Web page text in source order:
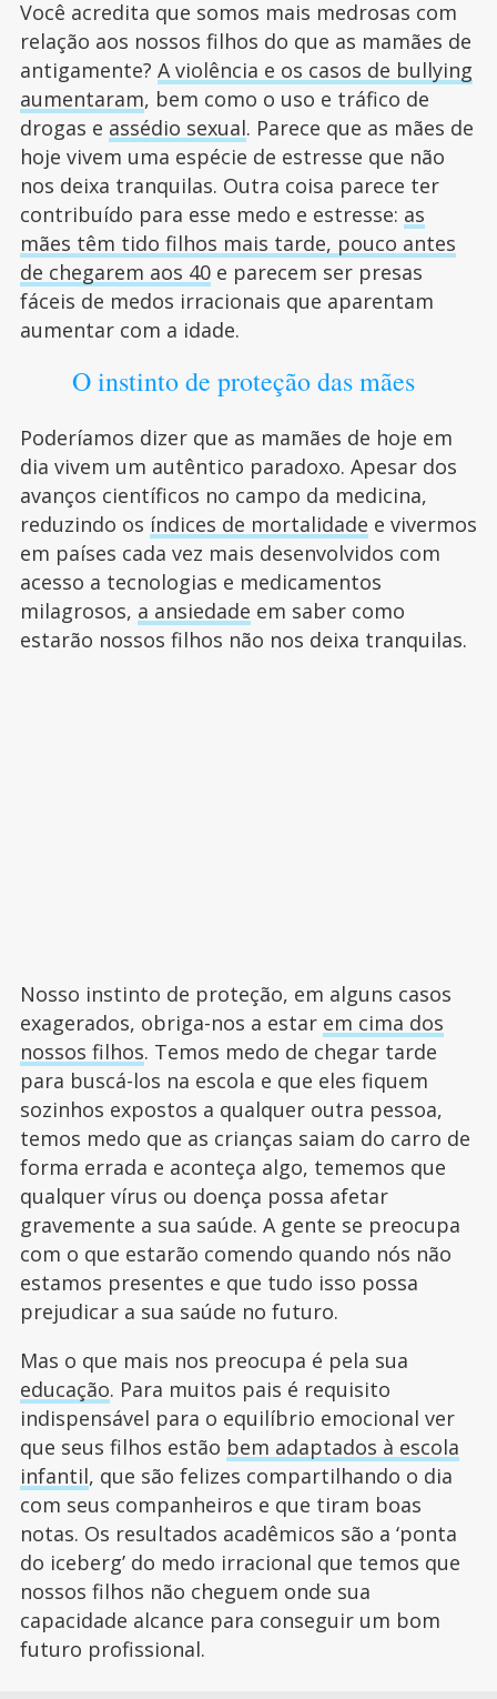
Você acredita que somos mais medrosas com
relação aos nossos filhos do que as mamães de
antigamente? A violência e os casos de bullying
aumentaram, bem como o uso e tráfico de
drogas e assédio sexual. Parece que as mães de
hoje vivem uma espécie de estresse que não
nos deixa tranquilas. Outra coisa parece ter
contribuído para esse medo e estresse: as
mães têm tido filhos mais tarde, pouco antes
de chegarem aos 40e parecem ser presas
fáceis de medos irracionais que aparentam
aumentar com a idade.
O instinto de proteção das mães
Poderíamos dizer que as mamães de hoje em
dia vivem um autêntico paradoxo. Apesar dos
avanços científicos no campo da medicina,
reduzindo os índices de mortalidade e vivermos
em países cada vez mais desenvolvidos com
acesso a tecnologias e medicamentos
milagrosos, a ansiedade em saber como
estarão nossos filhos não nos deixa tranquilas.
Nosso instinto de proteção, em alguns casos
exagerados, obriga-nos a estar em cima dos
nossos filhos. Temos medo de chegar tarde
para buscá-los na escola e que eles fiquem
sozinhos expostos a qualquer outra pessoa,
temos medo que as crianças saiam do carro de
forma errada e aconteça algo, tememos que
qualquer vírus ou doença possa afetar
gravemente a sua saúde. A gente se preocupa
com o que estarão comendo quando nós não
estamos presentes e que tudo isso possa
prejudicar a sua saúde no futuro.
Mas o que mais nos preocupa é pela sua
educação. Para muitos pais é requisito
indispensável para o equilíbrio emocional ver
que seus filhos estão bem adaptados à escola
infantil, que são felizes compartilhando o dia
com seus companheiros e que tiram boas
notas. Os resultados acadêmicos são a ‘ponta
do iceberg’ do medo irracional que temos que
nossos filhos não cheguem onde sua
capacidade alcance para conseguir um bom
futuro profissional.